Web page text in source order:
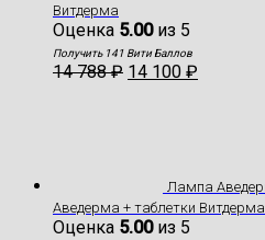
Витдерма
Оценка 5.00из 5
Получить 141 Вити Баллов
14 788₽ 14 100 ₽
Лампа
Аведерма + таблетки Витдерма
Оценка 5.00из 5